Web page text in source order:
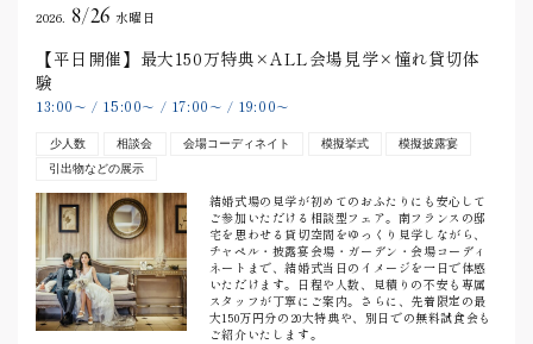
2026. 8/26 水曜日
【平日開催】最大150万特典×ALL会場見学×憧れ貸切体
験
13:00 〜 / 15:00〜 / 17:00 〜 / 19:00〜
少人数 相談会 会場コーディネイト 模擬挙式
模擬披露宴
引出物などの展示
結婚式場の見学が初めてのおふたりにも安心して
ご参加いただける相談型フェア。南フランスの邸
宅を思わせる貸切空間をゆっくり見学しながら、
チャペル・披露宴会場・ガーデン・会場コーディ
ネートまで、結婚式当日のイメージを一日で体感
いただけます。日程や人数、見積りの不安も専属
スタッフが丁寧にご案内。さらに、先着限定の最
大150万円分の20大特典や、別日での無料試食会も
ご紹介いたします。